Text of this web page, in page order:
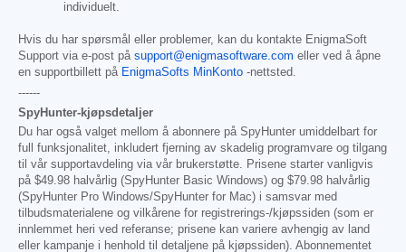
individuelt.
Hvis du har spørsmål eller problemer, kan du kontakte EnigmaSoft
Support via e-post på support@enigmasoftware.com eller ved å åpne
en supportbillett på EnigmaSofts MinKonto -nettsted.
------
SpyHunter-kjøpsdetaljer
Du har også valget mellom å abonnere på SpyHunter umiddelbart for
full funksjonalitet, inkludert fjerning av skadelig programvare og tilgang
til vår supportavdeling via vår brukerstøtte. Prisene starter vanligvis
på $49.98 halvårlig (SpyHunter Basic Windows) og $79.98 halvårlig
(SpyHunter Pro Windows/SpyHunter for Mac) i samsvar med
tilbudsmaterialene og vilkårene for registrerings-/kjøpssiden (som er
innlemmet heri ved referanse; prisene kan variere avhengig av land
eller kampanje i henhold til detaljene på kjøpssiden). Abonnementet